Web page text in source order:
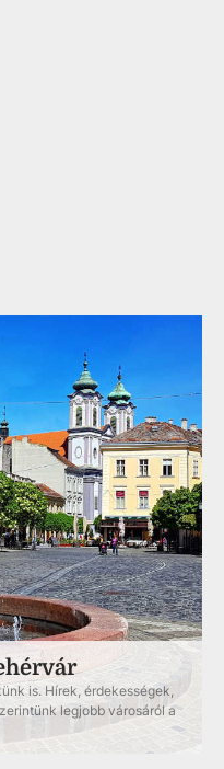
is. Hírek, érdekességek,
legjobb városáról a